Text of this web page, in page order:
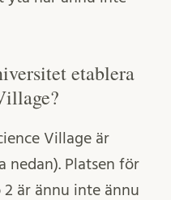
etablera
Village är
nedan). Platsen för
är ännu inte ännu